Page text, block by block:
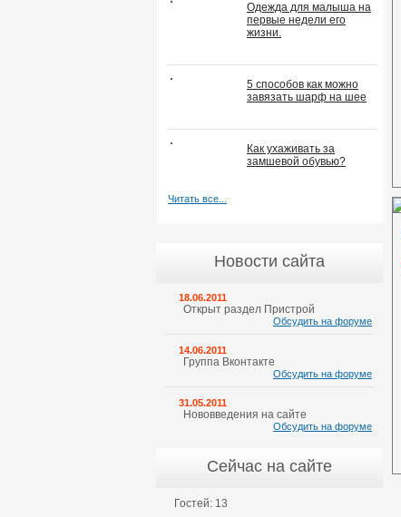
Одежда для малыша на
первые недели его
жизни.
5 способов как можно
завязать шарф на шее
Как ухаживать за
замшевой обувью?
Читать все...
Новости сайта
18.06.2011
Открыт раздел Пристрой
Обсудить на форуме
14.06.2011
Группа Вконтакте
Обсудить на форуме
31.05.2011
Нововведения на сайте
Обсудить на форуме
Сейчас на сайте
Гостей: 13